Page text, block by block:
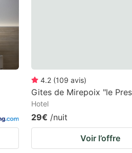
4.2 (109 avis)
Gites de Mirepoix "le
Hotel
29€ /nuit
Voir l’offre